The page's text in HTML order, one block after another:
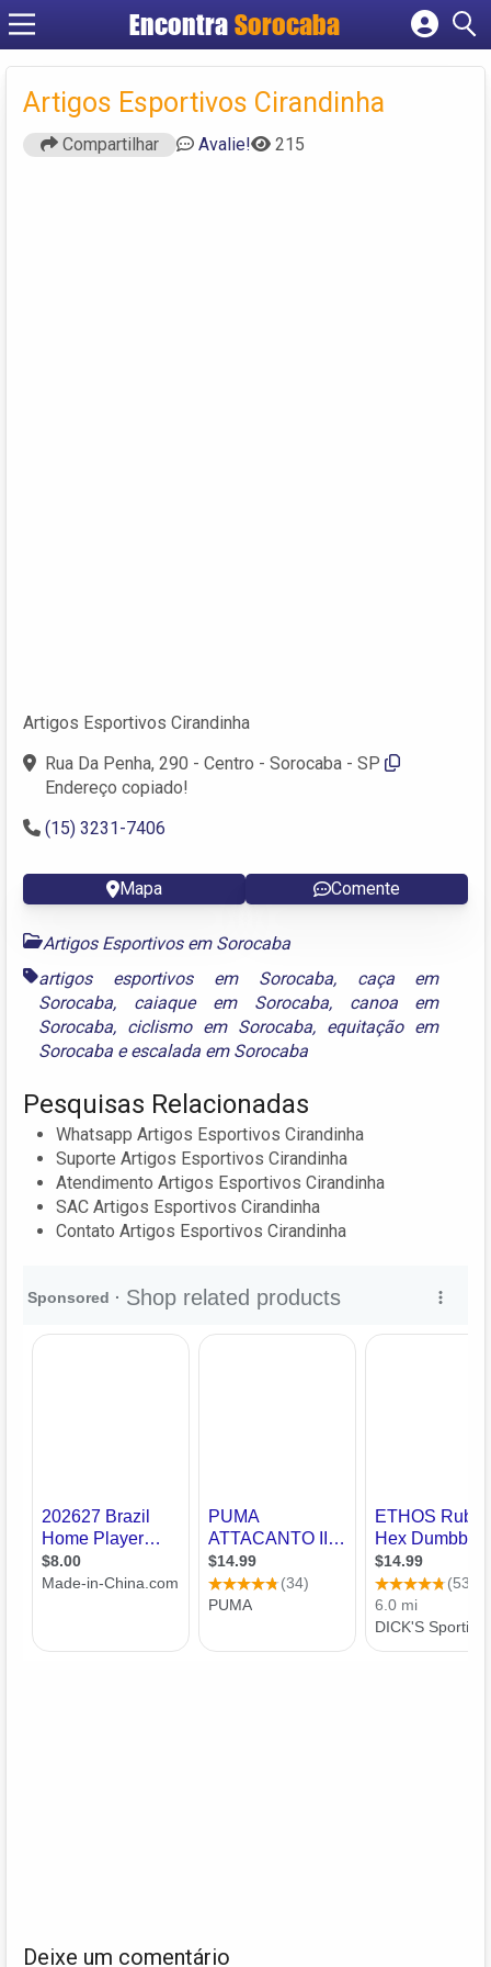
EncontraSorocaba
Cadastrar empresa
Criar conta
Artigos Esportivos Cirandinha
Compartilhar Avalie! 215
Artigos Esportivos Cirandinha
Rua Da Penha, 290 - Centro - Sorocaba - SP
Endereço copiado!
(15) 3231-7406
Mapa Comente
Artigos Esportivos em Sorocaba
artigos esportivos em Sorocaba, caça em
Sorocaba, caiaque em Sorocaba, canoa em
Sorocaba, ciclismo em Sorocaba, equitação em
Sorocaba eescalada em Sorocaba
Pesquisas Relacionadas
Whatsapp Artigos Esportivos Cirandinha
Suporte Artigos Esportivos Cirandinha
Atendimento Artigos Esportivos Cirandinha
SAC Artigos Esportivos Cirandinha
Contato Artigos Esportivos Cirandinha
Deixe um comentário